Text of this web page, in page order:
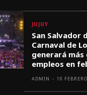
JUJUY
San Salvador
Carnaval de
generará más
empleos en
ADMIN - 10